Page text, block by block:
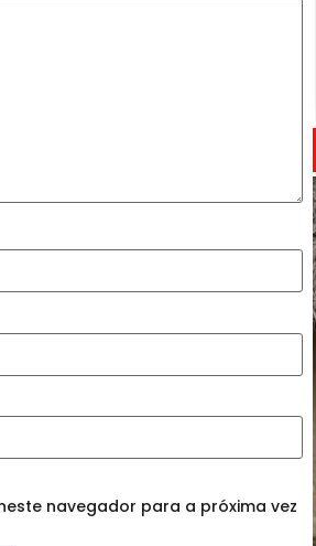
navegador para a próxima vez